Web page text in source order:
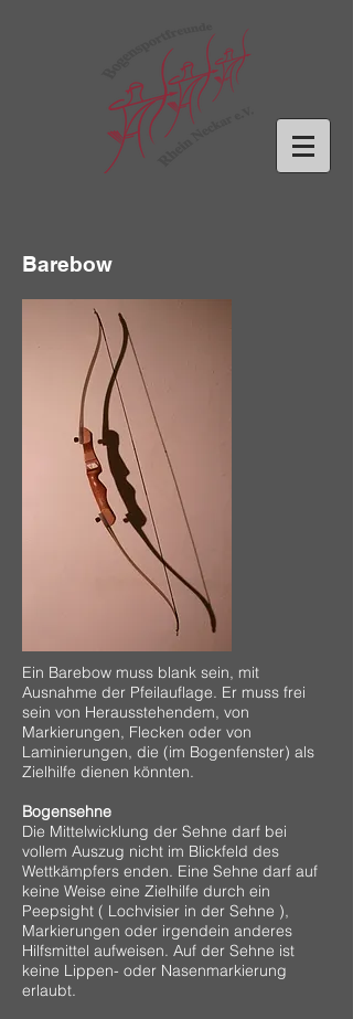
Barebow
Ein Barebow muss blank sein, mit
Ausnahme der Pfeilauflage. Er muss frei
sein von Herausstehendem, von
Markierungen, Flecken oder von
Laminierungen, die (im Bogenfenster) als
Zielhilfe dienen könnten.
Bogensehne
Die Mittelwicklung der Sehne darf bei
vollem Auszug nicht im Blickfeld des
Wettkämpfers enden. Eine Sehne darf auf
keine Weise eine Zielhilfe durch ein
Peepsight ( Lochvisier in der Sehne ),
Markierungen oder irgendein anderes
Hilfsmittel aufweisen. Auf der Sehne ist
keine Lippen- oder Nasenmarkierung
erlaubt.